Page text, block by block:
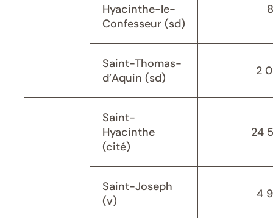
Hyacinthe-le-
Confesseur (sd)
Saint-Thomas-
d’Aquin (sd)
2
Saint-
Hyacinthe
(cité)
24
Saint-Joseph
(v)
4